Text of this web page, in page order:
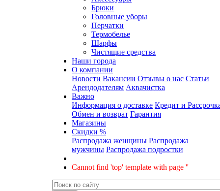
Брюки
Головные уборы
Перчатки
Термобелье
Шарфы
Чистящие средства
Наши города
О компании
Новости Вакансии Отзывы о нас Статьи
Арендодателям Аквачистка
Важно
Информация о доставке Кредит и
Обмен и возврат Гарантия
Магазины
Скидки %
Распродажа женщины Распродажа
мужчины Распродажа подростки
Cannot find 'top' template with page ''